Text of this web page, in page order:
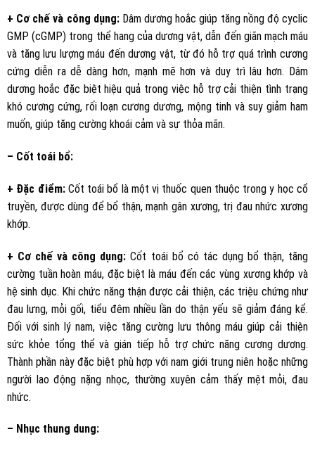
+ Cơ chế và công dụng:Dâm dương hoắc giúp tăng nồng độ cyclic
GMP (cGMP) trong thể hang của dương vật, dẫn đến giãn mạch máu
và tăng lưu lượng máu đến dương vật, từ đó hỗ trợ quá trình cương
cứng diễn ra dễ dàng hơn, mạnh mẽ hơn và duy trì lâu hơn. Dâm
dương hoắc đặc biệt hiệu quả trong việc hỗ trợ cải thiện tình trạng
khó cương cứng, rối loạn cương dương, mộng tinh và suy giảm ham
muốn, giúp tăng cường khoái cảm và sự thỏa mãn.
– Cốt toái bổ:
+ Đặc điểm:Cốt toái bổ là một vị thuốc quen thuộc trong y học cổ
truyền, được dùng để bổ thận, mạnh gân xương, trị đau nhức xương
khớp.
+ Cơ chế và công dụng: Cốt toái bổ có tác dụng bổ thận, tăng
cường tuần hoàn máu, đặc biệt là máu đến các vùng xương khớp và
hệ sinh dục. Khi chức năng thận được cải thiện, các triệu chứng như
đau lưng, mỏi gối, tiểu đêm nhiều lần do thận yếu sẽ giảm đáng kể.
Đối với sinh lý nam, việc tăng cường lưu thông máu giúp cải thiện
sức khỏe tổng thể và gián tiếp hỗ trợ chức năng cương dương.
Thành phần này đặc biệt phù hợp với nam giới trung niên hoặc những
người lao động nặng nhọc, thường xuyên cảm thấy mệt mỏi, đau
nhức.
– Nhục thung dung: